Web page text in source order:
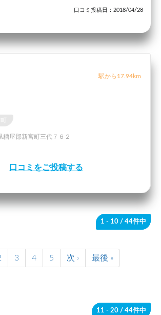
口コミ投稿日：2018/04/28
駅から17.94km
糟屋郡新宮町三代７６２
口コミをご投稿する
1 - 10 / 44件中
3 4 5 次 › 最後 »
11 - 20 / 44件中